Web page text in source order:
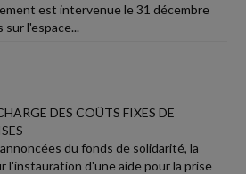
est intervenue le 31 décembre
l'espace...
DES COÛTS FIXES DE
du fonds de solidarité, la
l'instauration d'une aide pour la prise